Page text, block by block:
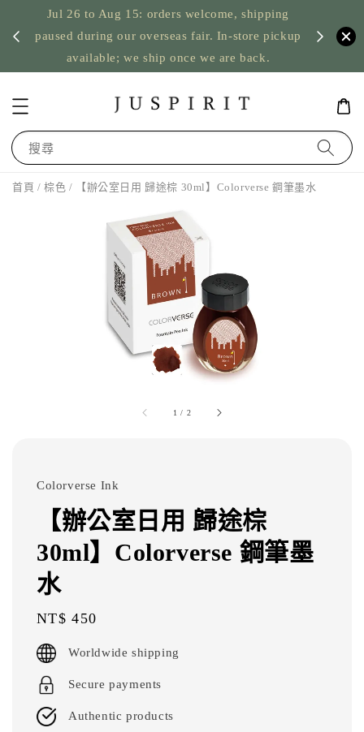
Jul 26 to Aug 15: orders welcome, shipping
paused during our overseas fair. In-store pickup
available; we ship once we are back.
US
搜尋
首頁 /棕色 / 【辦公室日用 歸途棕 30ml】Colorverse 鋼筆墨水
1 / 2
Colorverse Ink
【辦公室日用 歸途棕
30ml】Colorverse 鋼筆墨
水
Regular
price
NT$ 450
Worldwide shipping
Secure payments
Authentic products